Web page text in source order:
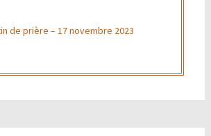
de prière – 17 novembre 2023